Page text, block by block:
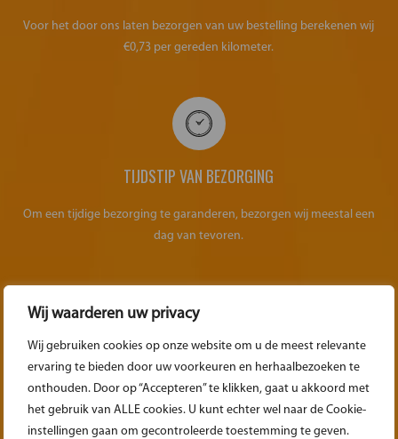
Wij waarderen uw privacy
Wij gebruiken cookies op onze website om u de meest relevante
ervaring te bieden door uw voorkeuren en herhaalbezoeken te
onthouden. Door op “Accepteren” te klikken, gaat u akkoord met
het gebruik van ALLE cookies. U kunt echter wel naar de Cookie-
instellingen gaan om gecontroleerde toestemming te geven.
Voor het door ons laten bezorgen van uw bestelling berekenen wij
€0,73 per gereden kilometer.
TIJDSTIP VAN BEZORGING
Om een tijdige bezorging te garanderen, bezorgen wij meestal een
dag van tevoren.
OVER HET OPHALEN
Zorg dat bij het ophalen de materialen weer gedemonteerd/opgerold
klaar staan voor transport. Zoals het ook geleverd is.